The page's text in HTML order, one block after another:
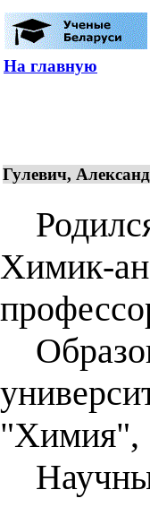
На главную
Гулевич,
Химик-
"Химия",